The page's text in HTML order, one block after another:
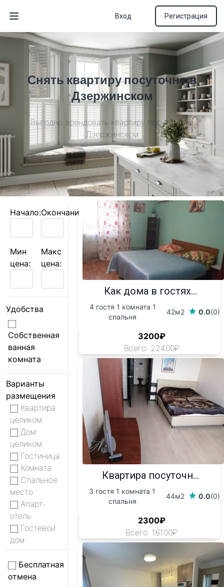
Открыть меню
Вход Регистрация
Снять квартиру посуточно в
Дзержинском
Выгодно арендовать квартиру посуточно в
Дзержинском
Начало:Окончание:
Мин
цена:
Макс
цена:
Удобства
Собственная
ванная
комната
Варианты
размещения
Квартира
целиком
Дом
целиком
Гостиница
Комната
Спальное
место
Апарт-
отель
Гостевой
дом
Бесплатная
отмена
Как дома в гостях...
4 гостя 1 комната 1
спальня
42м2 0.0(0)
3200₽
Всего: 22400₽
Квартира посуточн...
3 гостя 1 комната 1
спальня
44м2 0.0(0)
2300₽
Всего: 16100₽